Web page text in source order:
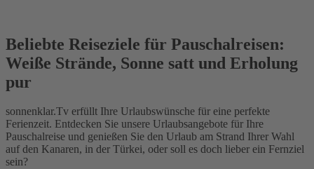
Beliebte Reiseziele für Pauschalreisen:
Weiße Strände, Sonne satt und Erholung
pur
sonnenklar.Tv erfüllt Ihre Urlaubswünsche für eine perfekte
Ferienzeit. Entdecken Sie unsere Urlaubsangebote für Ihre
Pauschalreise und genießen Sie den Urlaub am Strand Ihrer Wahl
auf den Kanaren, in der Türkei, oder soll es doch lieber ein Fernziel
sein?